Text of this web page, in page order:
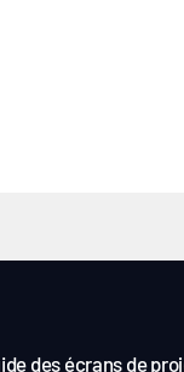
des écrans de